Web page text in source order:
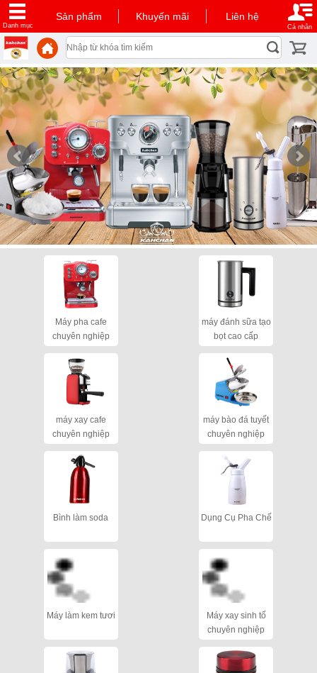
Danh mục
Sản phẩm Khuyến mãi Liên hệ
Cá nhân
Máy pha cafe
chuyên nghiệp
máy đánh sữa tạo
bọt cao cấp
máy xay cafe
chuyên nghiệp
máy bào đá tuyết
chuyên nghiệp
Bình làm soda Dụng Cụ Pha Chế
Máy làm kem tươi
Máy xay sinh tố
chuyên nghiệp